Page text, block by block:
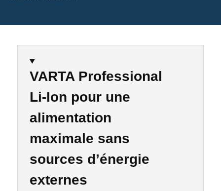
VARTA Professional
Li-Ion pour une
alimentation
maximale sans
sources d’énergie
externes